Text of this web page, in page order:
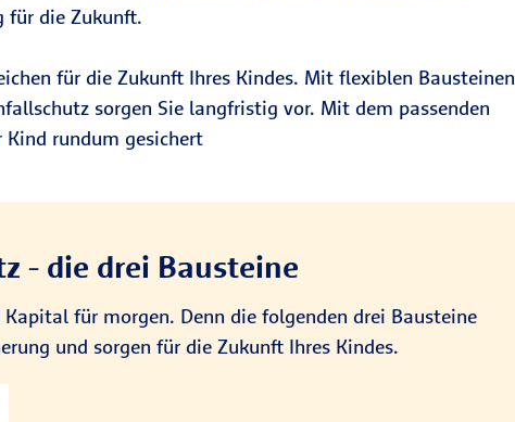
für die Zukunft.
für die Zukunft Ihres Kindes. Mit flexiblen Bausteinen
sorgen Sie langfristig vor. Mit dem passenden
rundum gesichert
- die drei Bausteine
für morgen. Denn die folgenden drei Bausteine
und sorgen für die Zukunft Ihres Kindes.